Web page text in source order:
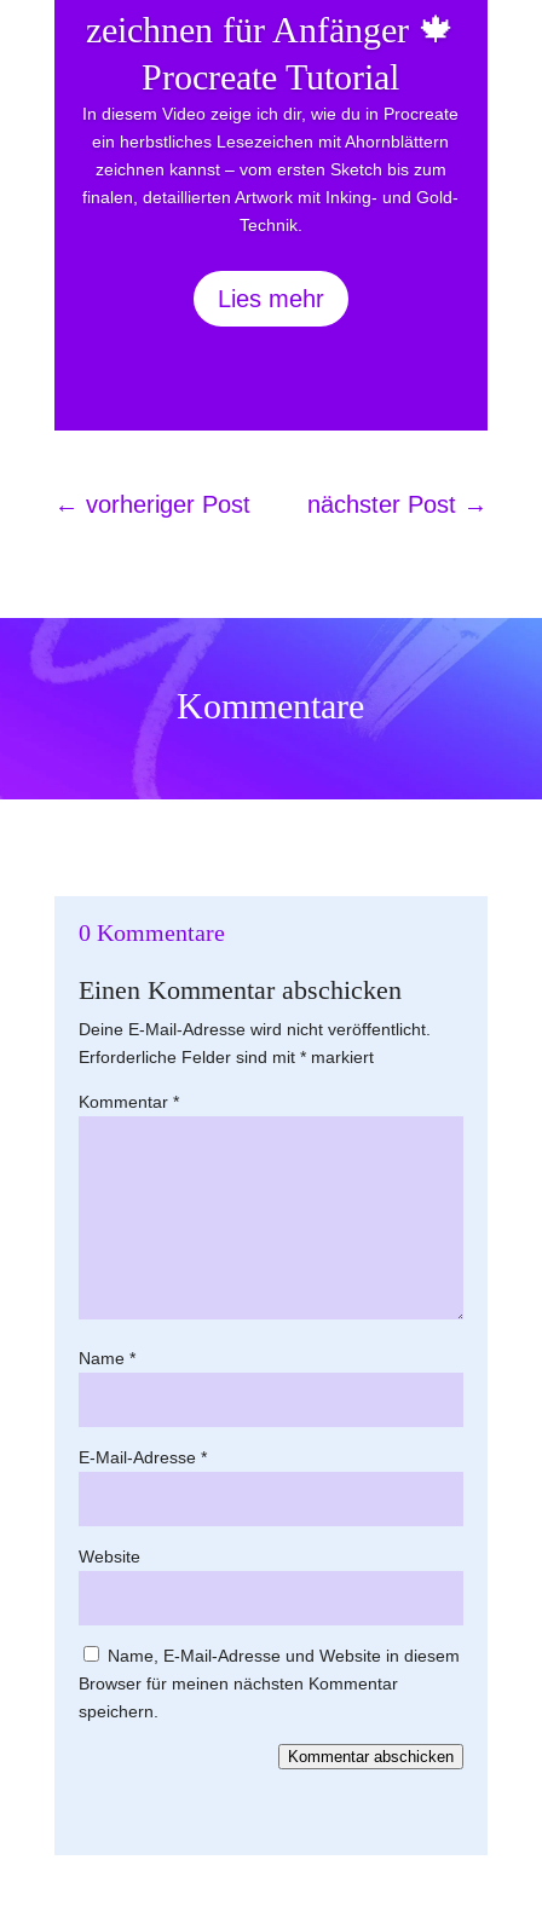
zeichnen für Anfänger 🍁
Procreate Tutorial
In diesem Video zeige ich dir, wie du in Procreate
ein herbstliches Lesezeichen mit Ahornblättern
zeichnen kannst – vom ersten Sketch bis zum
finalen, detaillierten Artwork mit Inking- und Gold-
Technik.
Lies mehr
← vorheriger Post nächster Post →
Kommentare
0 Kommentare
Einen Kommentar abschicken
Deine E-Mail-Adresse wird nicht veröffentlicht.
Erforderliche Felder sind mit *markiert
Kommentar *
Name *
E-Mail-Adresse *
Website
Name, E-Mail-Adresse und Website in diesem
Browser für meinen nächsten Kommentar
speichern.
Kommentar abschicken